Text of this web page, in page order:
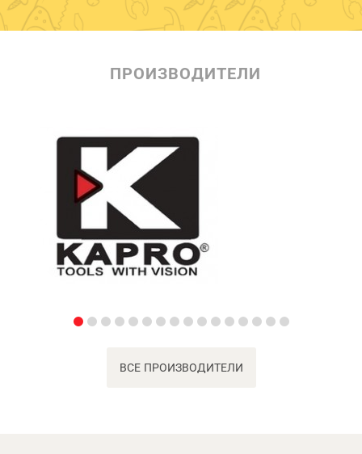
ПРОИЗВОДИТЕЛИ
ВСЕ ПРОИЗВОДИТЕЛИ